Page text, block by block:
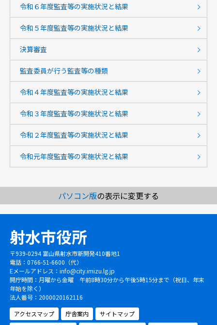
令和６年度監査等の実施状況と結果
令和５年度監査等の実施状況と結果
決算審査
監査委員が行う監査等の種類
令和４年度監査等の実施状況と結果
令和３年度監査等の実施状況と結果
令和２年度監査等の実施状況と結果
令和元年度監査等の実施状況と結果
パソコン版の表示に変更する
射水市役所
〒939-0294 富山県射水市新開発410番地1
電話：0766-51-6600（代）
Eメールアドレス： info@city.imizu.lg.jp
開庁時間：月曜から金曜 午前8時30分から午後5時15分まで（祝日、年末
年始を除く）
法人番号：2000020162116
アクセスマップ
庁舎案内
サイトマップ